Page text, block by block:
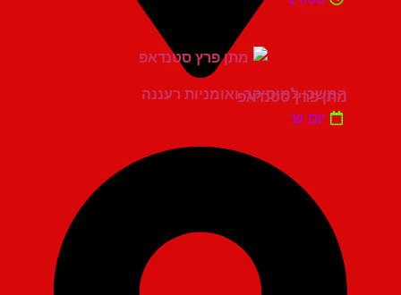
המשכן למוסיקה ואומניות רעננה
מתן פרץ סטנדאפ
יום ש'